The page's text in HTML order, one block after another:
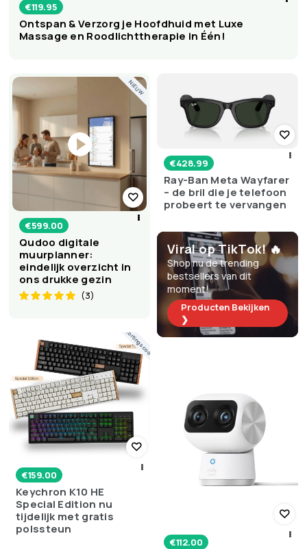
€119.95
Ontspan & Verzorg je Hoofdhuid met Luxe
Massage en Roodlichttherapie in Één!
NIEUW
€599.00
Qudoo digitale
muurplanner:
eindelijk overzicht in
ons drukke gezin
(3)
€428.99
Ray-Ban Meta Wayfarer
– de bril die je telefoon
probeert te vervangen
Viral op TikTok! 🔥
Shop nu de trending
bestsellers van dit
moment!
Producten Bekijken
❯
Kortingscode
€159.00
Keychron K10 HE
Special Edition nu
tijdelijk met gratis
polssteun
€112.00